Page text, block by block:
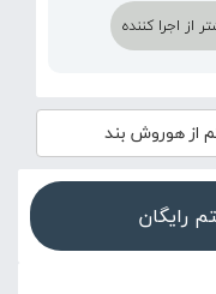
از اجرا کننده
از هوروش بند
رایگان